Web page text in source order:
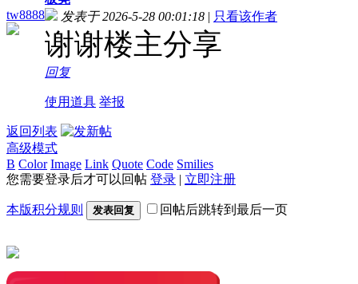
tw8888
发表于 2026-5-28 00:01:18 | 只看该作者
谢谢楼主分享
回复
使用道具 举报
返回列表
高级模式
B Color Image Link Quote Code Smilies
您需要登录后才可以回帖 登录 | 立即注册
本版积分规则 发表回复 回帖后跳转到最后一页